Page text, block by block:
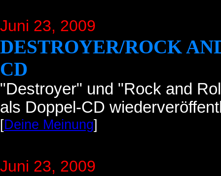
Juni 23, 2009
DESTROYER/ROCK
CD
"Destroyer" und "Rock and
als Doppel-CD
[Deine Meinung]
Juni 23, 2009